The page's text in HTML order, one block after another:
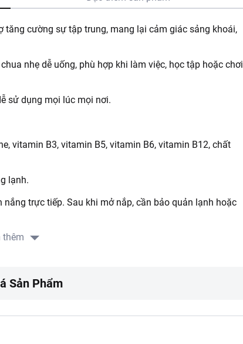
tăng cường sự tập trung, mang lại cảm giác sảng khoái,
nhẹ dễ uống, phù hợp khi làm việc, học tập hoặc chơi
sử dụng mọi lúc mọi nơi.
vitamin B3, vitamin B5, vitamin B6, vitamin B12, chất
lạnh.
nắng trực tiếp. Sau khi mở nắp, cần bảo quản lạnh hoặc
thêm
Sản Phẩm